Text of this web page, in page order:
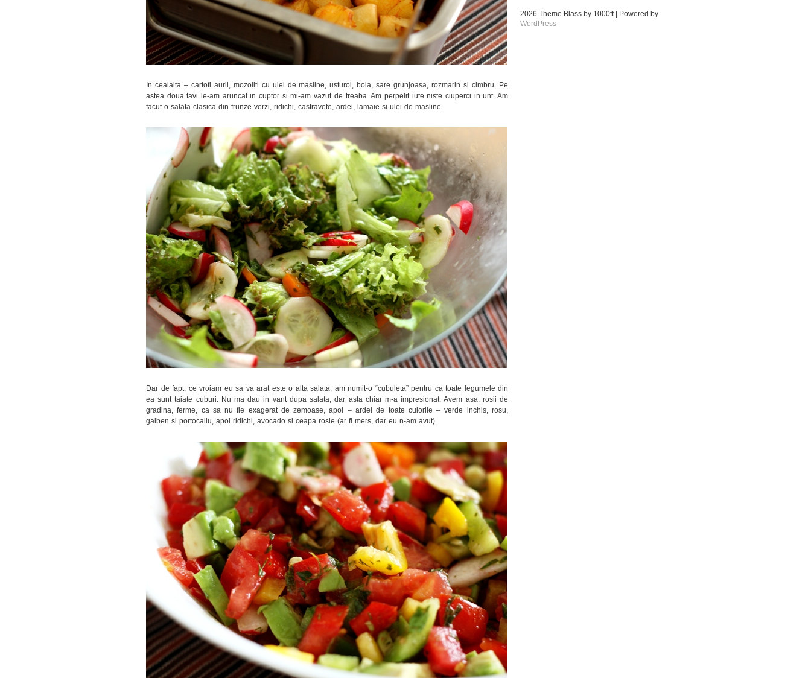
In cealalta – cartofi aurii, mozoliti cu ulei de masline, usturoi, boia, sare grunjoasa, rozmarin si cimbru. Pe
astea doua tavi le-am aruncat in cuptor si mi-am vazut de treaba. Am perpelit iute niste ciuperci in unt. Am
facut o salata clasica din frunze verzi, ridichi, castravete, ardei, lamaie si ulei de masline.
Dar de fapt, ce vroiam eu sa va arat este o alta salata, am numit-o “cubuleta” pentru ca toate legumele din
ea sunt taiate cuburi. Nu ma dau in vant dupa salata, dar asta chiar m-a impresionat. Avem asa: rosii de
gradina, ferme, ca sa nu fie exagerat de zemoase, apoi – ardei de toate culorile – verde inchis, rosu,
galben si portocaliu, apoi ridichi, avocado si ceapa rosie (ar fi mers, dar eu n-am avut).
2026 Theme Blass by 1000ff | Powered by
WordPress